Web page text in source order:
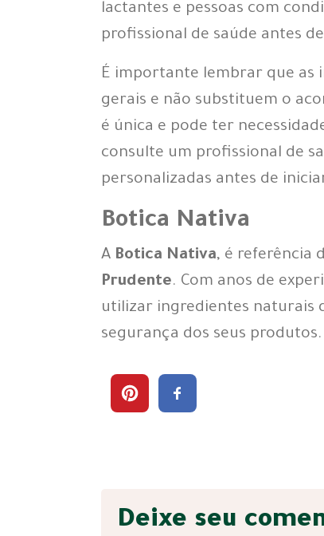
lactantes e pessoas com
profissional de saúde antes
É importante lembrar que as
gerais e não substituem o
é única e pode ter
consulte um profissional de
personalizadas antes de
Botica Nativa
A Botica Nativa, é referência
Prudente. Com anos de
utilizar ingredientes naturais
segurança dos seus produtos.
Deixe seu